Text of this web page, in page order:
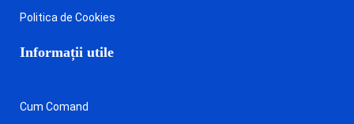
Politica de Cookies
Informații utile
Cum Comand